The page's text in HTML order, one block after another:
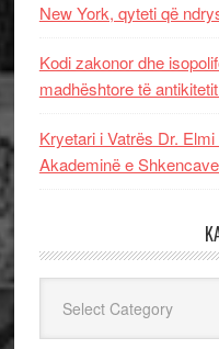
New York, qyteti që
Kodi zakonor dhe
madhështore të
Kryetari i Vatrës Dr.
Akademinë e